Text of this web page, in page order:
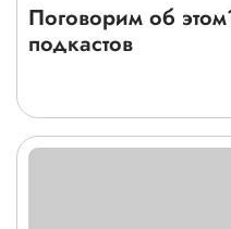
Поговорим об
подкастов